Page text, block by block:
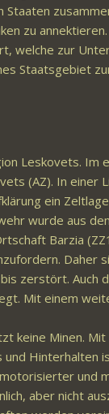
Staaten
zu
welche zur
Staatsgebiet
Leskovets. Im
(AZ). In einer
ein
wurde aus
Barzia
Daher
zerstört. Auch
Mit einem
keine Minen.
Hinterhalten
und
aber nicht